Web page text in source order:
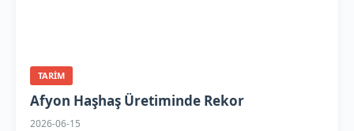
TARIM
Afyon Haşhaş Üretiminde Rekor
2026-06-15